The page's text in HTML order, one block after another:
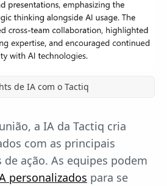
de IA com o Tactiq
a IA da Tactiq cria
com as principais
ação. As equipes podem
personalizados para se